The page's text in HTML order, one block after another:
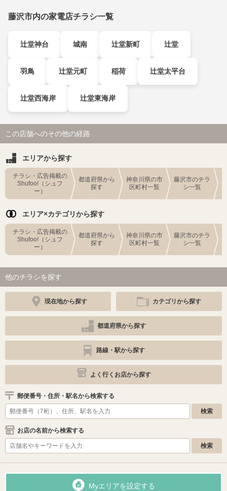
藤沢市内の家電店チラシ一覧
辻堂神台 城南 辻堂新町 辻堂
羽鳥 辻堂元町 稲荷 辻堂太平台
辻堂西海岸 辻堂東海岸
この店舗へのその他の経路
エリアから探す
チラシ・広告掲載の
Shufoo!（シュフ
ー）
都道府県から
探す
神奈川県の市
区町村一覧
藤沢市のチラ
シ一覧
エリア×カテゴリから探す
チラシ・広告掲載の
Shufoo!（シュフ
ー）
都道府県から
探す
神奈川県の市
区町村一覧
藤沢市のチラ
シ一覧
他のチラシを探す
現在地から探す カテゴリから探す
都道府県から探す
路線・駅から探す
よく行くお店から探す
郵便番号・住所・駅名から検索する
お店の名前から検索する
Myエリアを設定する